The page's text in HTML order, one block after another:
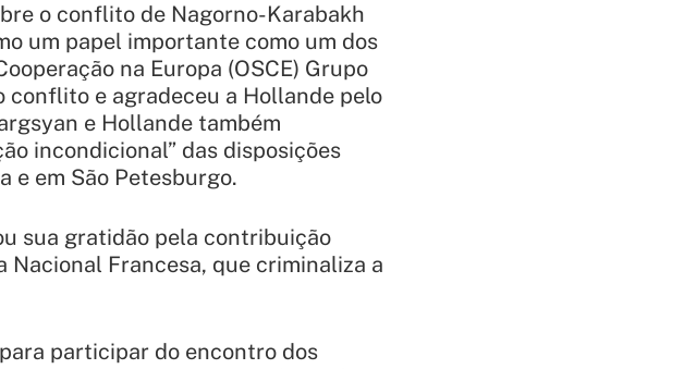
o conflito de Nagorno-Karabakh
um papel importante como um dos
na Europa (OSCE) Grupo
conflito e agradeceu a Hollande pelo
e Hollande também
incondicional” das disposições
e em São Petesburgo.
sua gratidão pela contribuição
Nacional Francesa, que criminaliza a
participar do encontro dos